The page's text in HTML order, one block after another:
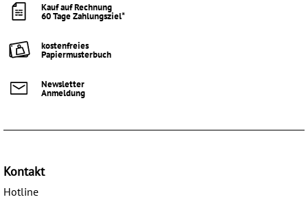
Kauf auf Rechnung
60 Tage Zahlungsziel*
kostenfreies
Papiermusterbuch
Newsletter
Anmeldung
Kontakt
Hotline